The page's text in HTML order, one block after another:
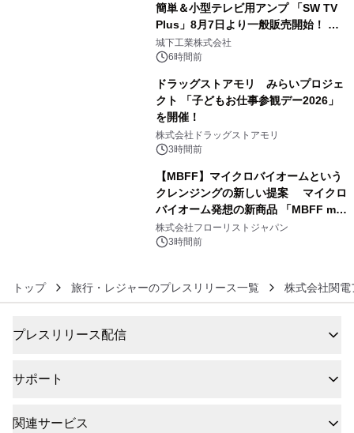
簡単＆小型テレビ用アンプ 「SW TV
Plus」8月7日より一般販売開始！ ケ
ーブル1本つなぐだけ、テレビの音が
ぐっと豊かに
城下工業株式会社
6時間前
ドラッグストアモリ みらいプロジェ
クト 「子どもお仕事参観デー2026」
を開催！
株式会社ドラッグストアモリ
3時間前
【MBFF】マイクロバイオームという
クレンジングの新しい提案 マイクロ
バイオーム発想の新商品 「MBFF mb
クレンジングPRO」を2026年8月6日
発売
株式会社フローリストジャパン
3時間前
トップ 旅行・レジャーのプレスリリース一覧 株式会社関
プレスリリース配信
サポート
関連サービス